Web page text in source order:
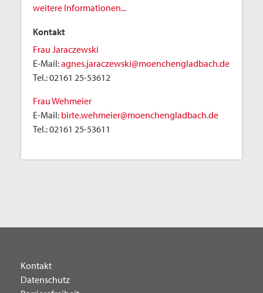
weitere Informationen...
Kontakt
Frau Jaraczewski
E-Mail:agnes.jaraczewski@moenchengladbach.de
Tel.:02161 25-53612
Frau Wehmeier
E-Mail: birte.wehmeier@moenchengladbach.de
Tel.:02161 25-53611
Kontakt
Datenschutz